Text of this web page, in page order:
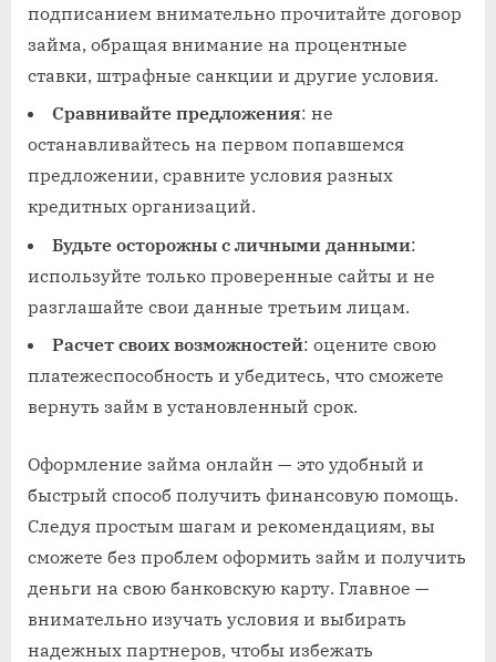
подписанием внимательно прочитайте договор
займа, обращая внимание на процентные
ставки, штрафные санкции и другие условия.
Сравнивайте предложения: не
останавливайтесь на первом попавшемся
предложении, сравните условия разных
кредитных организаций.
Будьте осторожны с личными данными:
используйте только проверенные сайты и не
разглашайте свои данные третьим лицам.
Расчет своих возможностей: оцените свою
платежеспособность и убедитесь, что сможете
вернуть займ в установленный срок.
Оформление займа онлайн — это удобный и
быстрый способ получить финансовую помощь.
Следуя простым шагам и рекомендациям, вы
сможете без проблем оформить займ и получить
деньги на свою банковскую карту. Главное —
внимательно изучать условия и выбирать
надежных партнеров, чтобы избежать